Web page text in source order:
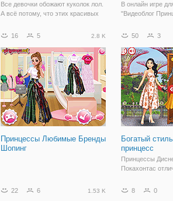
Все девочки обожают куколок лол.
А всё потому, что этих красивых
самые красивые трендовые
игре "Куклы Лол Сюрприз:
Миллениалы" маленькие
красавицы примерят на
В онлайн игре
"Видеоблог
ведут свой блог
присоединиться,
готовят новый
весеннем стиле.
16 5 2.8 K
Принцессы Любимые Бренды
Шопинг
50 3
Богатый
принцесс
Принцессы
Покахонтас
запоминаются
22 6 1.53 K 8 0